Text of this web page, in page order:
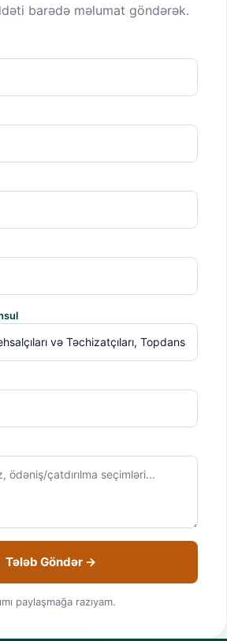
barədə məlumat göndərək.
Tələb Göndər →
paylaşmağa razıyam.